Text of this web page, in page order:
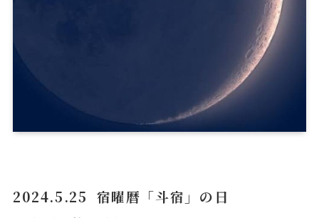
2024.5.25 宿曜暦「斗宿」の日